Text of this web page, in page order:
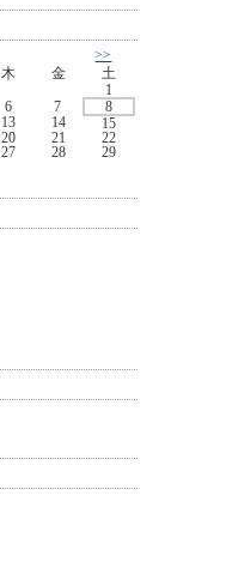
>>
木 金
土
1
6 7
8
13 14
15
20 21
22
27 28
29